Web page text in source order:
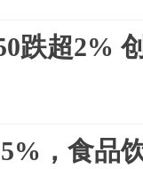
跌超2%
，食品